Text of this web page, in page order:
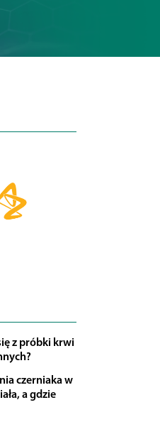
z próbki krwi
czerniaka w
a gdzie